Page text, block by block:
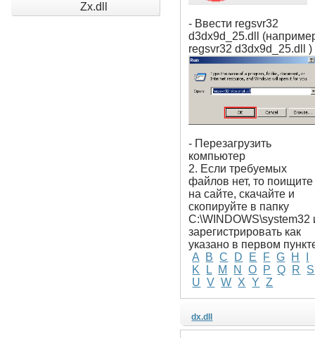
Zx.dll
- Ввести regsvr32
d3dx9d_25.dll
regsvr32 d3dx9d_25.dll )
- Перезагрузить
компьютер
2. Если требуемых
файлов нет, то поищите
на сайте, скачайте и
скопируйте в папку
C:\WINDOWS\system32
зарегистрировать как
указано в первом
A
B C D E F G H
K
L M N O P Q R
S
U
V W X Y Z
dx.dll